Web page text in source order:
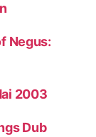
Negus:
2003
Dub